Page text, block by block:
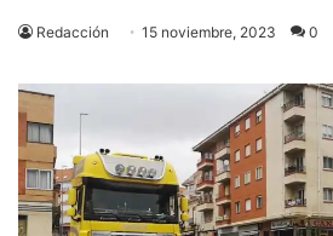
Redacción 15 noviembre, 2023 0